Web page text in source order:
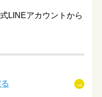
アカウントから